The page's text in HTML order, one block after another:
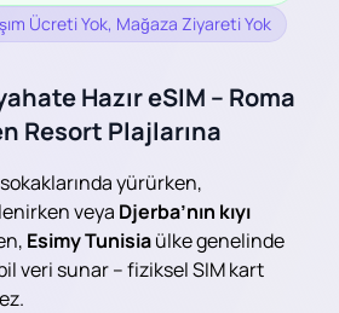
Ücreti Yok, Mağaza Ziyareti Yok
Hazır eSIM – Roma
Resort Plajlarına
sokaklarında yürürken,
veya Djerba’nın kıyı
Esimy Tunisiaülke genelinde
veri sunar – fiziksel SIM kart